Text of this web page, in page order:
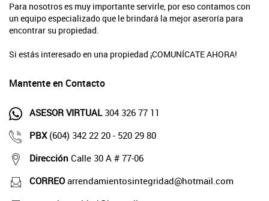
Para nosotros es muy importante servirle, por eso contamos con
un equipo especializado que le brindará la mejor aseroría para
encontrar su propiedad.
Si estás interesado en una propiedad ¡COMUNÍCATE AHORA!
Mantente en Contacto
ASESOR VIRTUAL304 326 77 11
PBX (604) 342 22 20 - 520 29 80
Dirección Calle 30 A # 77-06
CORREO arrendamientosintegridad@hotmail.com